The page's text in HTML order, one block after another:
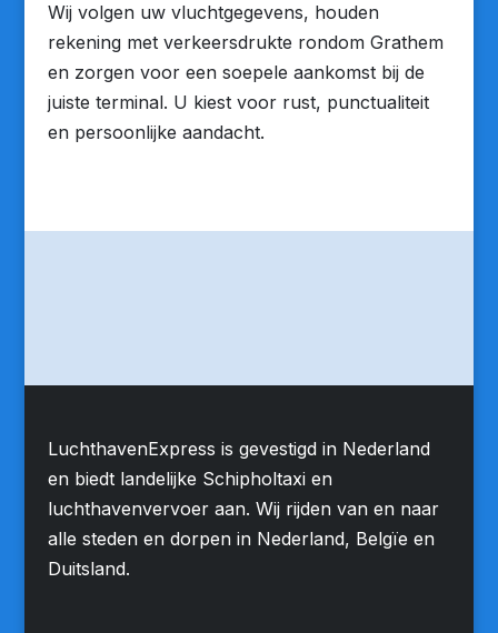
Wij volgen uw vluchtgegevens, houden
rekening met verkeersdrukte rondom Grathem
en zorgen voor een soepele aankomst bij de
juiste terminal. U kiest voor rust, punctualiteit
en persoonlijke aandacht.
LuchthavenExpress is gevestigd in Nederland
en biedt landelijke Schipholtaxi en
luchthavenvervoer aan. Wij rijden van en naar
alle steden en dorpen in Nederland, Belgïe en
Duitsland.